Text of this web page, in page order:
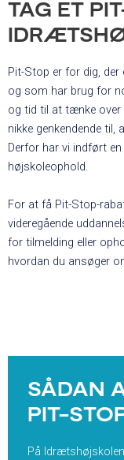
TAG ET
Pit-Stop er for dig, der
og som har brug for
og tid til at tænke
nikke genkendende
Derfor har vi indført en
højskoleophold.
For at få Pit-Stop-
videregående
for tilmelding eller
hvordan du ansøger
SÅDAN
PIT-
På